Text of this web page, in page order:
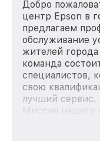
Добро
центр Epson в
предлагаем
обслуживание
жителей
команда
специалистов,
свою
лучший сервис.
Миссия нашего
качественный
каждого